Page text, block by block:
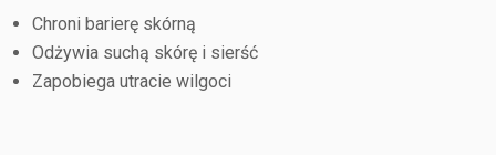
Chroni barierę skórną
Odżywia suchą skórę i sierść
Zapobiega utracie wilgoci